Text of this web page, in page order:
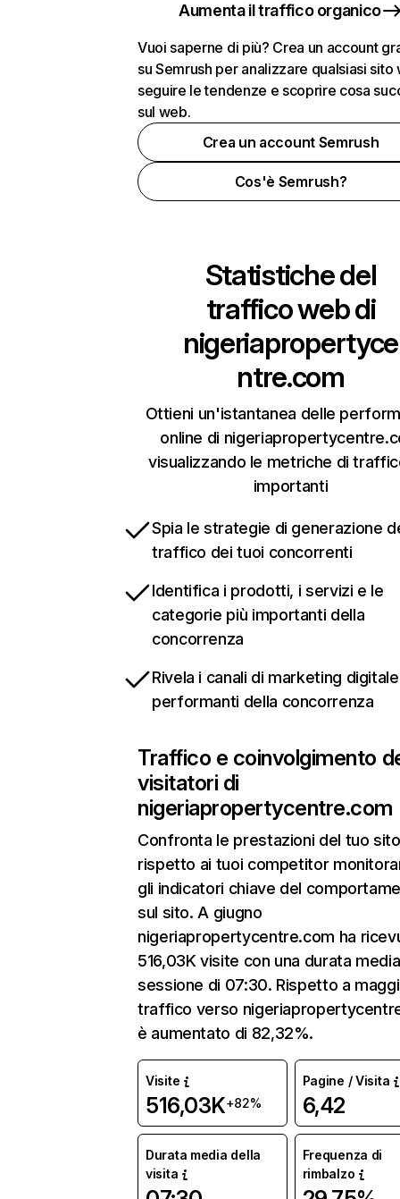
Aumenta il traffico organico
Vuoi saperne di più? Crea un account
su Semrush per analizzare qualsiasi sito
seguire le tendenze e scoprire cosa
sul web.
Crea un account Semrush
Cos'è Semrush?
Statistiche del
traffico web di
nigeriapropertyce
ntre.com
Ottieni un'istantanea delle
online di
visualizzando le metriche di
importanti
Spia le strategie di generazione
traffico dei tuoi concorrenti
Identifica i prodotti, i servizi e le
categorie più importanti della
concorrenza
Rivela i canali di marketing
performanti della concorrenza
Traffico e coinvolgimento
visitatori di
nigeriapropertycentre.com
Confronta le prestazioni del tuo
rispetto ai tuoi competitor
gli indicatori chiave del
sul sito. A giugno
nigeriapropertycentre.com ha
516,03K visite con una durata
sessione di 07:30. Rispetto a
traffico verso
è aumentato di 82,32%.
Visite
516,03K+82%
Pagine / Visita
6,42
Durata media della
visita
Frequenza di
rimbalzo